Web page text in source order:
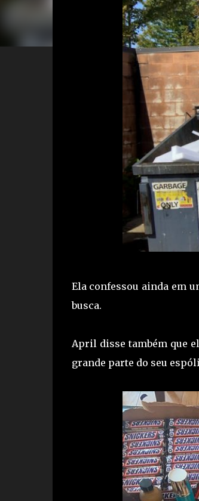
Ela confessou ainda em
busca.
April disse também que
grande parte do seu